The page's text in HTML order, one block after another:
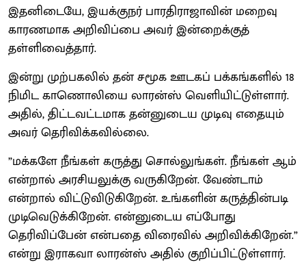
இதனிடையே, இயக்குநர் பாரதிராஜாவின் மறைவு
காரணமாக அறிவிப்பை அவர் இன்றைக்குத்
தள்ளிவைத்தார்.
இன்று முற்பகலில் தன் சமூக ஊடகப் பக்கங்களில் 18
நிமிட காணொலியை லாரன்ஸ் வெளியிட்டுள்ளார்.
அதில், திட்டவட்டமாக தன்னுடைய முடிவு எதையும்
அவர் தெரிவிக்கவில்லை.
”மக்களே நீங்கள் கருத்து சொல்லுங்கள். நீங்கள் ஆம்
என்றால் அரசியலுக்கு வருகிறேன். வேண்டாம்
என்றால் விட்டுவிடுகிறேன். உங்களின் கருத்தின்படி
முடிவெடுக்கிறேன். என்னுடைய எப்போது
தெரிவிப்பேன் என்பதை விரைவில் அறிவிக்கிறேன்.”
என்று இராகவா லாரன்ஸ் அதில் குறிப்பிட்டுள்ளார்.